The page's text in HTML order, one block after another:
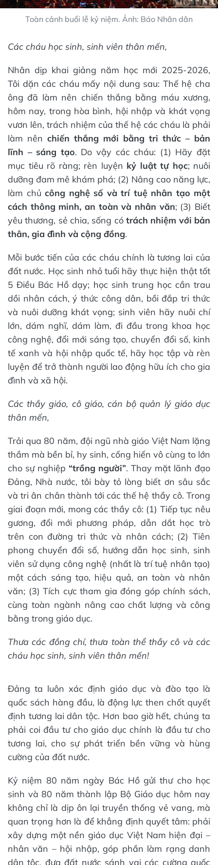
Toàn cảnh buổi lễ kỷ niệm. Ảnh: Báo Nhân dân
Các cháu học sinh, sinh viên thân mến,
Nhân dịp khai giảng năm học mới 2025-2026,
Tôi dặn các cháu mấy nội dung sau: Thế hệ cha
ông đã làm nên chiến thắng bằng máu xương,
hôm nay, trong hòa bình, hội nhập và khát vọng
vươn lên, trách nhiệm của thế hệ các cháu là phải
làm nên chiến thắng mới bằng tri thức – bản
lĩnh – sáng tạo. Do vậy các cháu: (1) Hãy đặt
mục tiêu rõ ràng; rèn luyện kỷ luật tự học; nuôi
dưỡng đam mê khám phá; (2) Nâng cao năng lực,
làm chủ công nghệ số và trí tuệ nhân tạo một
cách thông minh, an toàn và nhân văn; (3) Biết
yêu thương, sẻ chia, sống có trách nhiệm với bản
thân, gia đình và cộng đồng.
Mỗi bước tiến của các cháu chính là tương lai của
đất nước. Học sinh nhỏ tuổi hãy thực hiện thật tốt
5 Điều Bác Hồ dạy; học sinh trung học cần trau
dồi nhân cách, ý thức công dân, bồi đắp tri thức
và nuôi dưỡng khát vọng; sinh viên hãy nuôi chí
lớn, dám nghĩ, dám làm, đi đầu trong khoa học
công nghệ, đổi mới sáng tạo, chuyển đổi số, kinh
tế xanh và hội nhập quốc tế, hãy học tập và rèn
luyện để trở thành người lao động hữu ích cho gia
đình và xã hội.
Các thầy giáo, cô giáo, cán bộ quản lý giáo dục
thân mến,
Trải qua 80 năm, đội ngũ nhà giáo Việt Nam lặng
thầm mà bền bỉ, hy sinh, cống hiến vô cùng to lớn
cho sự nghiệp “trồng người”. Thay mặt lãnh đạo
Đảng, Nhà nước, tôi bày tỏ lòng biết ơn sâu sắc
và tri ân chân thành tới các thế hệ thầy cô. Trong
giai đoạn mới, mong các thầy cô: (1) Tiếp tục nêu
gương, đổi mới phương pháp, dẫn dắt học trò
trên con đường tri thức và nhân cách; (2) Tiên
phong chuyển đổi số, hướng dẫn học sinh, sinh
viên sử dụng công nghệ (nhất là trí tuệ nhân tạo)
một cách sáng tạo, hiệu quả, an toàn và nhân
văn; (3) Tích cực tham gia đóng góp chính sách,
cùng toàn ngành nâng cao chất lượng và công
bằng trong giáo dục.
Thưa các đồng chí, thưa toàn thể thầy cô và các
cháu học sinh, sinh viên thân mến!
Đảng ta luôn xác định giáo dục và đào tạo là
quốc sách hàng đầu, là động lực then chốt quyết
định tương lai dân tộc. Hơn bao giờ hết, chúng ta
phải coi đầu tư cho giáo dục chính là đầu tư cho
tương lai, cho sự phát triển bền vững và hùng
cường của đất nước.
Kỷ niệm 80 năm ngày Bác Hồ gửi thư cho học
sinh và 80 năm thành lập Bộ Giáo dục hôm nay
không chỉ là dịp ôn lại truyền thống vẻ vang, mà
quan trọng hơn là để khẳng định quyết tâm: phải
xây dựng một nền giáo dục Việt Nam hiện đại –
nhân văn – hội nhập, góp phần làm rạng danh
dân tộc, đưa đất nước sánh vai các cường quốc